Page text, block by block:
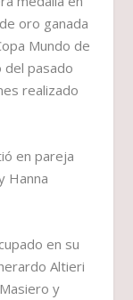
oro ganada
Mundo de
del pasado
realizado
en pareja
Hanna
en su
Altieri
y